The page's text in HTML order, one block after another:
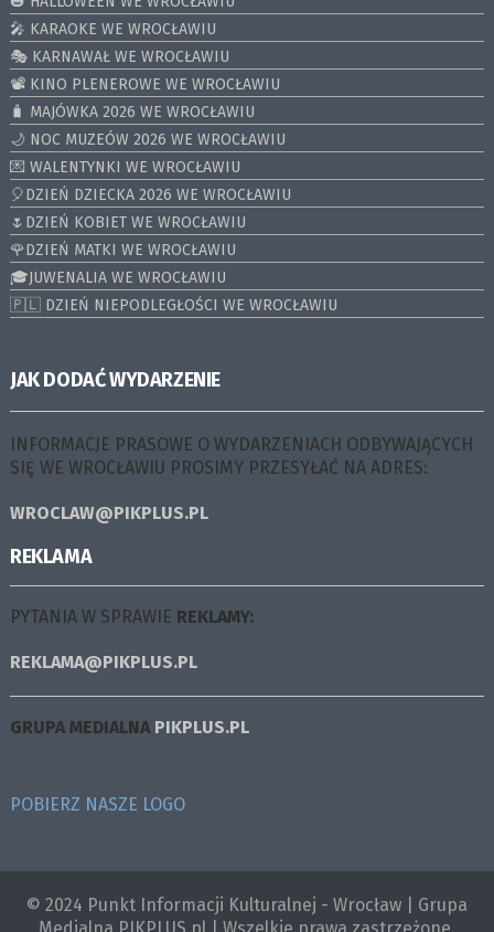
🎤 KARAOKE WE WROCŁAWIU
🎭 KARNAWAŁ WE WROCŁAWIU
📽️ KINO PLENEROWE WE WROCŁAWIU
🧳 MAJÓWKA 2026 WE WROCŁAWIU
🌙 NOC MUZEÓW 2026 WE WROCŁAWIU
💌 WALENTYNKI WE WROCŁAWIU
🎈DZIEŃ DZIECKA 2026 WE WROCŁAWIU
🌷DZIEŃ KOBIET WE WROCŁAWIU
🌹DZIEŃ MATKI WE WROCŁAWIU
🎓JUWENALIA WE WROCŁAWIU
🇵🇱 DZIEŃ NIEPODLEGŁOŚCI WE WROCŁAWIU
JAK DODAĆ WYDARZENIE
INFORMACJE PRASOWE O WYDARZENIACH ODBYWAJĄCYCH
SIĘ WE WROCŁAWIU PROSIMY PRZESYŁAĆ NA ADRES:
WROCLAW@PIKPLUS.PL
REKLAMA
PYTANIA W SPRAWIE REKLAMY:
REKLAMA@PIKPLUS.PL
GRUPA MEDIALNA PIKPLUS.PL
POBIERZ NASZE LOGO
© 2024 Punkt Informacji Kulturalnej - Wrocław | Grupa